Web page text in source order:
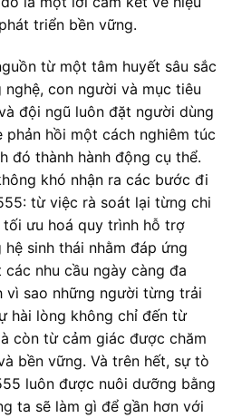
triển bền vững.
từ một tâm huyết sâu sắc
con người và mục tiêu
đội ngũ luôn đặt người dùng
phản hồi một cách nghiêm túc
đó thành hành động cụ thể.
khó nhận ra các bước đi
từ việc rà soát lại từng chi
ưu hoá quy trình hỗ trợ
sinh thái nhằm đáp ứng
nhu cầu ngày càng đa
sao những người từng trải
hài lòng không chỉ đến từ
còn từ cảm giác được chăm
bền vững. Và trên hết, sự tò
luôn được nuôi dưỡng bằng
ta sẽ làm gì để gần hơn với